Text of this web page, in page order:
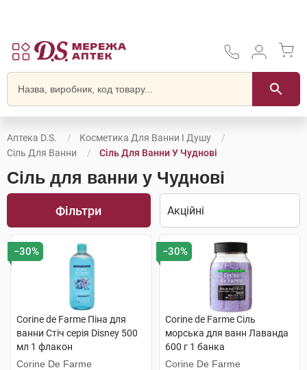
Аптека D.S.
Косметика Для Ванни І Душу
Сіль Для Ванни
Сіль Для Ванни У Чуднові
Сіль для ванни у Чуднові
Фільтри
−30%
Corine de Farme Піна для
ванни Стіч серія Disney 500
мл 1 флакон
Corine De Farme
−30%
Corine de Farme Сіль
морська для ванн Лаванда
600 г 1 банка
Corine De Farme